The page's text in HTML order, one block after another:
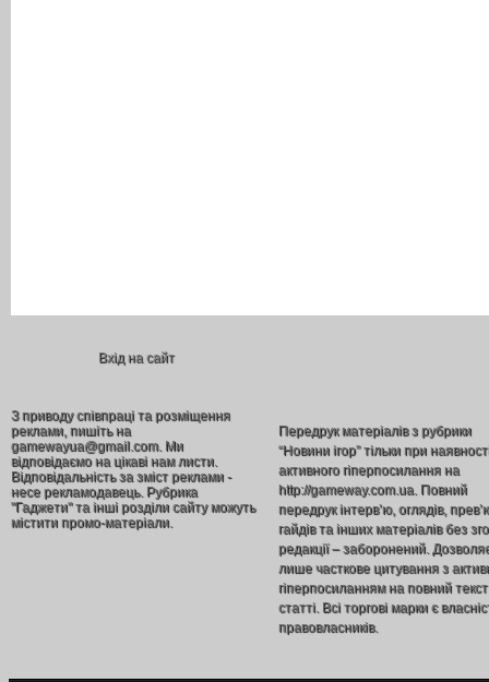
Вхід на сайт
З приводу співпраці та розміщення
реклами, пишіть на
gamewayua@gmail.com. Ми
відповідаємо на цікаві нам листи.
Відповідальність за зміст реклами -
несе рекламодавець. Рубрика
"Гаджети" та інші розділи сайту можуть
містити промо-матеріали.
Передрук матеріалів з рубрики
“Новини ігор” тільки при
активного гіперпосилання на
http://gameway.com.ua. Повний
передрук інтерв’ю, оглядів,
гайдів та інших матеріалів без
редакції – заборонений.
лише часткове цитування з
гіперпосиланням на повний текст
статті. Всі торгові марки є
правовласників.